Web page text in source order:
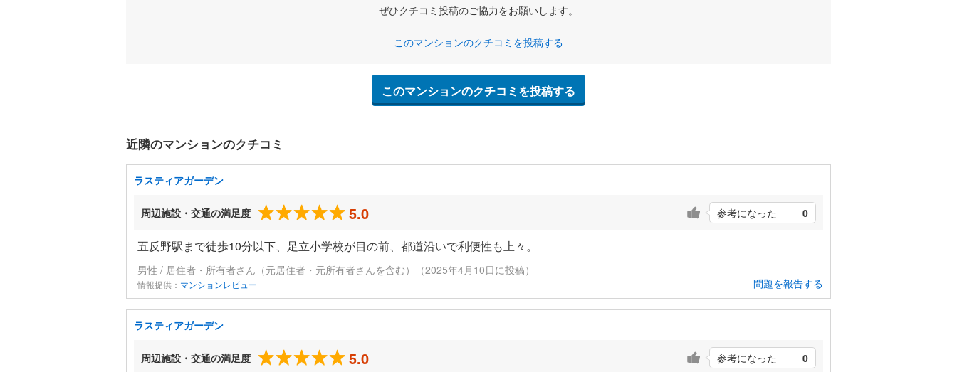
ぜひクチコミ投稿のご協力をお願いします。
このマンションのクチコミを投稿する
このマンションのクチコミを投稿する
近隣のマンションのクチコミ
ラスティアガーデン
周辺施設・交通の満足度 5.0 参考になった 0
五反野駅まで徒歩10分以下、足立小学校が目の前、都道沿いで利便性も上々。
男性 / 居住者・所有者さん（元居住者・元所有者さんを含む）（2025年4月10日に投稿）
情報提供： マンションレビュー 問題を報告する
ラスティアガーデン
周辺施設・交通の満足度 5.0 参考になった 0